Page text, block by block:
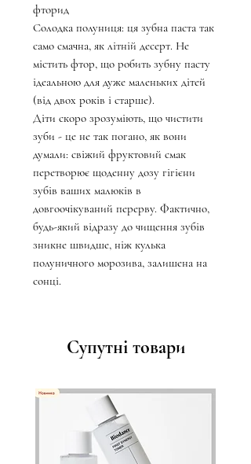
фторид
Солодка полуниця: ця зубна паста так
само смачна, як літній десерт. Не
містить фтор, що робить зубну пасту
ідеальною для дуже маленьких дітей
(від двох років і старше).
Діти скоро зрозуміють, що чистити
зуби - це не так погано, як вони
думали: свіжий фруктовий смак
перетворює щоденну дозу гігієни
зубів ваших малюків в
довгоочікуваний перерву. Фактично,
будь-який відразу до чищення зубів
зникне швидше, ніж кулька
полуничного морозива, залишена на
сонці.
Супутні товари